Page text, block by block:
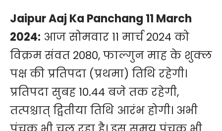
Jaipur Aaj Ka Panchang 11 March
2024: आज सोमवार 11 मार्च 2024 को
विक्रम संवत 2080, फाल्गुन माह के शुक्ल
पक्ष की प्रतिपदा (प्रथमा) तिथि रहेगी।
प्रतिपदा सुबह 10.44 बजे तक रहेगी,
तत्पश्चात् द्वितीया तिथि आरंभ होगी। अभी